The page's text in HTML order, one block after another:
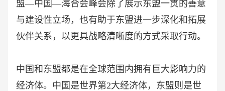
盟—中国—海合会峰会除了展示东盟一贯的善意
与建设性立场，也有助于东盟进一步深化和拓展
伙伴关系，以更具战略清晰度的方式采取行动。
中国和东盟都是在全球范围内拥有巨大影响力的
经济体。中国是世界第2大经济体，东盟则是世